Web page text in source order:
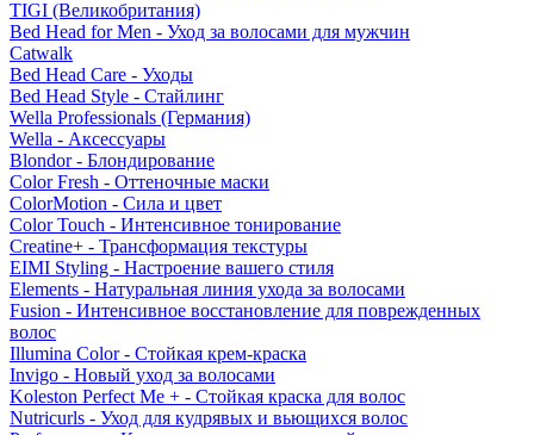
TIGI (Великобритания)
Bed Head for Men - Уход за волосами для мужчин
Catwalk
Bed Head Care - Уходы
Bed Head Style - Стайлинг
Wella Professionals (Германия)
Wella - Аксессуары
Blondor - Блондирование
Color Fresh - Оттеночные маски
ColorMotion - Сила и цвет
Color Touch - Интенсивное тонирование
Creatine+ - Трансформация текстуры
EIMI Styling - Настроение вашего стиля
Elements - Натуральная линия ухода за волосами
Fusion - Интенсивное восстановление для поврежденных
волос
Illumina Color - Стойкая крем-краска
Invigo - Новый уход за волосами
Koleston Perfect Me + - Стойкая краска для волос
Nutricurls - Уход для кудрявых и вьющихся волос